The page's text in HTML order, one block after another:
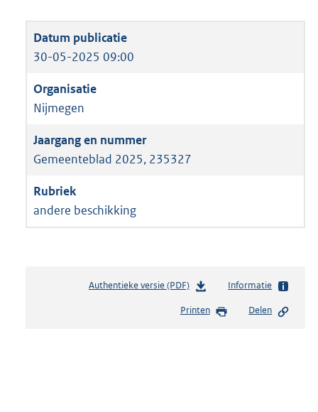
30-05-2025 09:00
Nijmegen
Gemeenteblad 2025, 235327
andere beschikking
Authentieke versie (PDF)b
s
Informatie
Printen Delen